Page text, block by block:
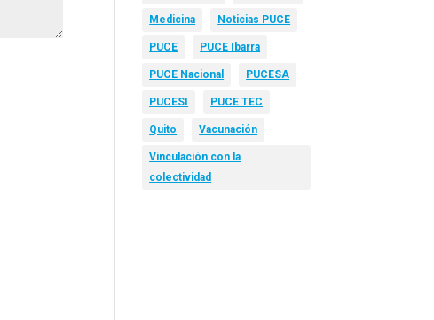
Medicina Noticias PUCE
PUCE PUCE Ibarra
PUCE Nacional PUCESA
PUCESI PUCE TEC
Quito Vacunación
Vinculación con la
colectividad